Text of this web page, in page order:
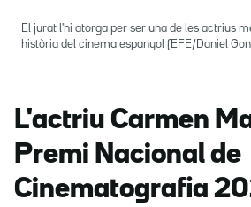
El jurat l'hi atorga per ser una de les actrius
història del cinema espanyol (EFE/Daniel
L'actriu Carmen
Premi Nacional de
Cinematografia